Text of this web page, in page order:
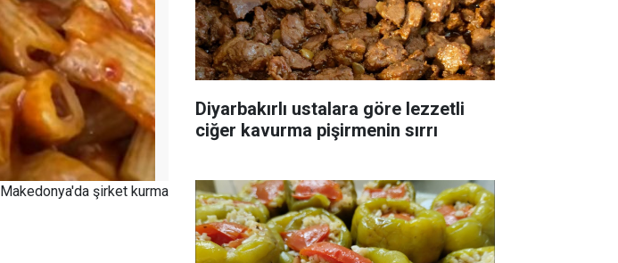
Makedonya'da şirket kurma
Diyarbakırlı ustalara göre lezzetli
ciğer kavurma pişirmenin sırrı